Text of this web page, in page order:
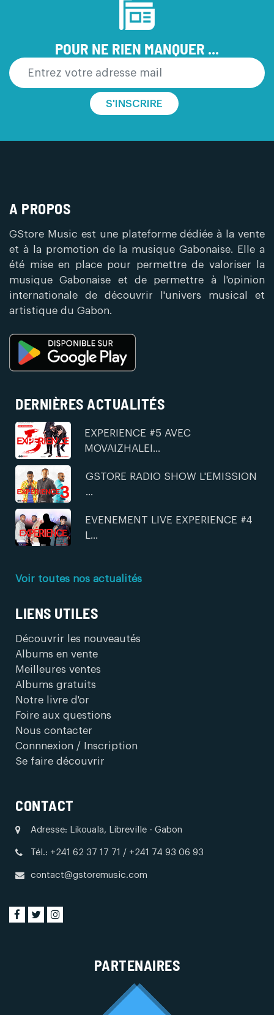
POUR NE RIEN MANQUER ...
S'INSCRIRE
A PROPOS
GStore Music est une plateforme dédiée à la vente
et à la promotion de la musique Gabonaise. Elle a
été mise en place pour permettre de valoriser la
musique Gabonaise et de permettre à l'opinion
internationale de découvrir l'univers musical et
artistique du Gabon.
DERNIÈRES ACTUALITÉS
EXPERIENCE #5 AVEC
MOVAIZHALEI...
GSTORE RADIO SHOW L'EMISSION
...
EVENEMENT LIVE EXPERIENCE #4
L...
Voir toutes nos actualités
LIENS UTILES
Découvrir les nouveautés
Albums en vente
Meilleures ventes
Albums gratuits
Notre livre d'or
Foire aux questions
Nous contacter
Connnexion / Inscription
Se faire découvrir
CONTACT
Adresse: Likouala, Libreville - Gabon
Tél.: +241 62 37 17 71 / +241 74 93 06 93
contact@gstoremusic.com
PARTENAIRES